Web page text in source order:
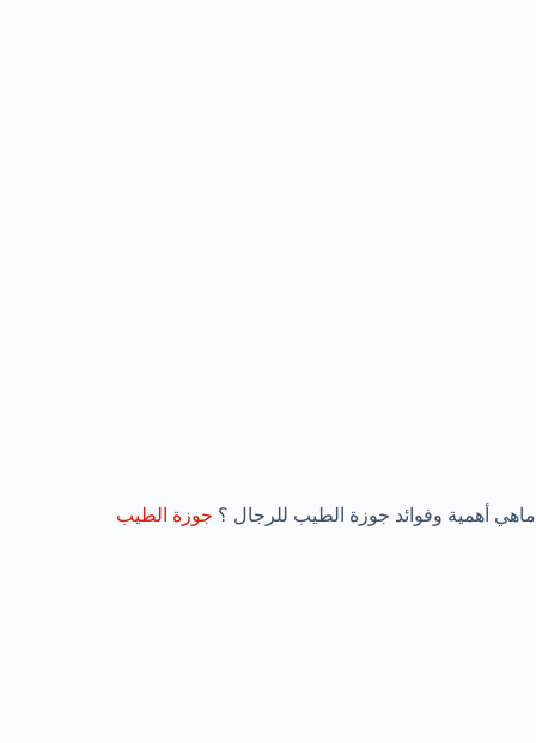
ماهي أهمية وفوائد جوزة الطيب للرجال ؟ جوزة الطيب